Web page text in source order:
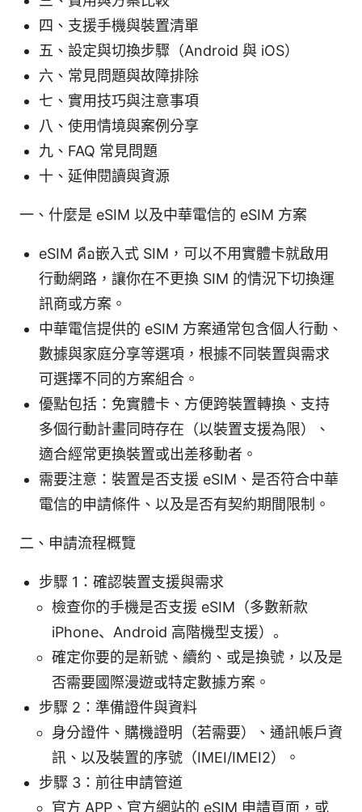
四、支援手機與裝置清單
五、設定與切換步驟（Android 與 iOS）
六、常見問題與故障排除
七、實用技巧與注意事項
八、使用情境與案例分享
九、FAQ 常見問題
十、延伸閱讀與資源
一、什麼是 eSIM 以及中華電信的 eSIM 方案
eSIM คือ嵌入式 SIM，可以不用實體卡就啟用
行動網路，讓你在不更換 SIM 的情況下切換運
訊商或方案。
中華電信提供的 eSIM 方案通常包含個人行動、
數據與家庭分享等選項，根據不同裝置與需求
可選擇不同的方案組合。
優點包括：免實體卡、方便跨裝置轉換、支持
多個行動計畫同時存在（以裝置支援為限）、
適合經常更換裝置或出差移動者。
需要注意：裝置是否支援 eSIM、是否符合中華
電信的申請條件、以及是否有契約期間限制。
二、申請流程概覽
步驟 1：確認裝置支援與需求
檢查你的手機是否支援 eSIM（多數新款
iPhone、Android 高階機型支援）。
確定你要的是新號、續約、或是換號，以及是
否需要國際漫遊或特定數據方案。
步驟 2：準備證件與資料
身分證件、購機證明（若需要）、通訊帳戶資
訊、以及裝置的序號（IMEI/IMEI2）。
步驟 3：前往申請管道
官方 APP、官方網站的 eSIM 申請頁面，或